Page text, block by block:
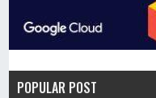
POPULAR POST